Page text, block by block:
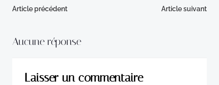
Navigation
de
l’article
Article précédent
Navigation
l’article
Article suivant
Aucune réponse
Laisser un commentaire